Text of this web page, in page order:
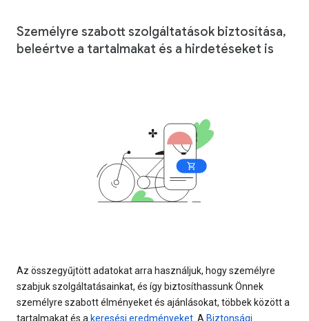
Személyre szabott szolgáltatások biztosítása,
beleértve a tartalmakat és a hirdetéseket is
Az összegyűjtött adatokat arra használjuk, hogy személyre
szabjuk szolgáltatásainkat, és így biztosíthassunk Önnek
személyre szabott élményeket és ajánlásokat, többek között a
tartalmakat és a keresési eredményeket . A Biztonsági